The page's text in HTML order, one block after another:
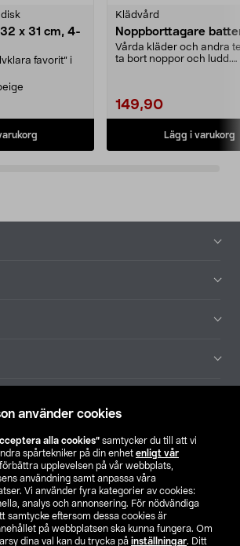
använder cookies
alla cookies” samtycker du till att vi
spårtekniker på din enhet enligt vår
upplevelsen på vår webbplats,
användning samt anpassa våra
Vi använder fyra kategorier av cookies:
analys och annonsering. För nödvändiga
samtycke eftersom dessa cookies är
på webbplatsen ska kunna fungera. Om
dina val kan du trycka på inställningar. Ditt
x 31 cm, 4-
favorit” i
Klädvård
Noppborttagare
Vårda kläder och andra
ta bort noppor och ludd.
149,90
Lägg i varukorg
Hitta butik
SE NO FI